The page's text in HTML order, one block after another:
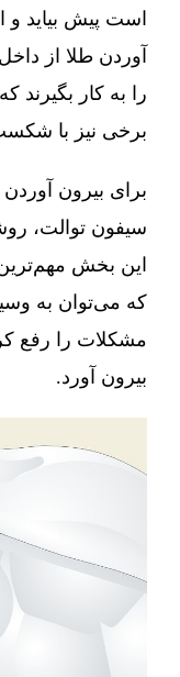
است پیش بیاید
آوردن طلا از
را به کار
برخی نیز با
برای بیرون
سیفون توالت،
این بخش
که می‌توان به
مشکلات را رفع
بیرون آورد.